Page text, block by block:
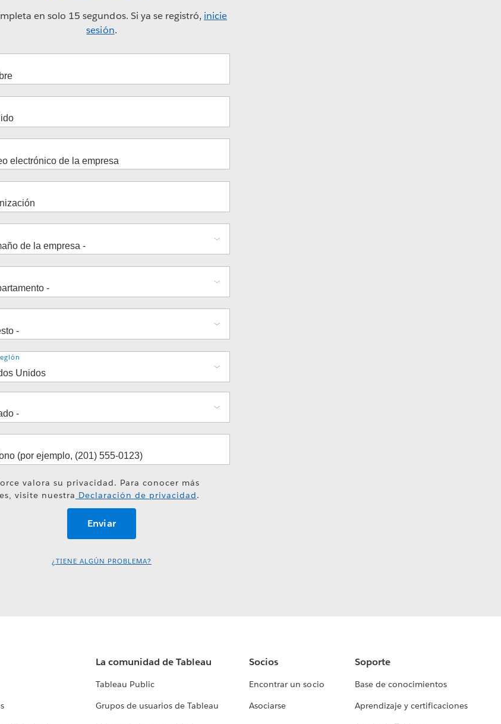
en solo 15 segundos. Si ya se registró, inicie
sesión.
valora su privacidad. Para conocer más
visite nuestra Declaración de privacidad.
¿TIENE ALGÚN PROBLEMA?
La comunidad de Tableau
Tableau Public
Grupos de usuarios de Tableau
Socios
Encontrar un socio
Asociarse
Soporte
Base de conocimientos
Aprendizaje y certificaciones